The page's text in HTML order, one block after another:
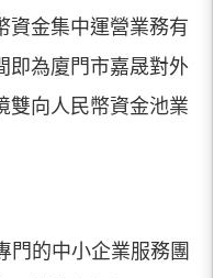
資金集中運營業務有
即為廈門市嘉晟對外
雙向人民幣資金池業
門的中小企業服務團